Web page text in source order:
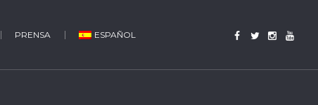
PRENSA ESPAÑOL